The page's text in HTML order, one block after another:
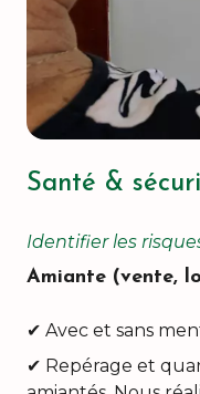
Santé &
Identifier les
Amiante (vente,
✔ Avec et sans
✔ Repérage et